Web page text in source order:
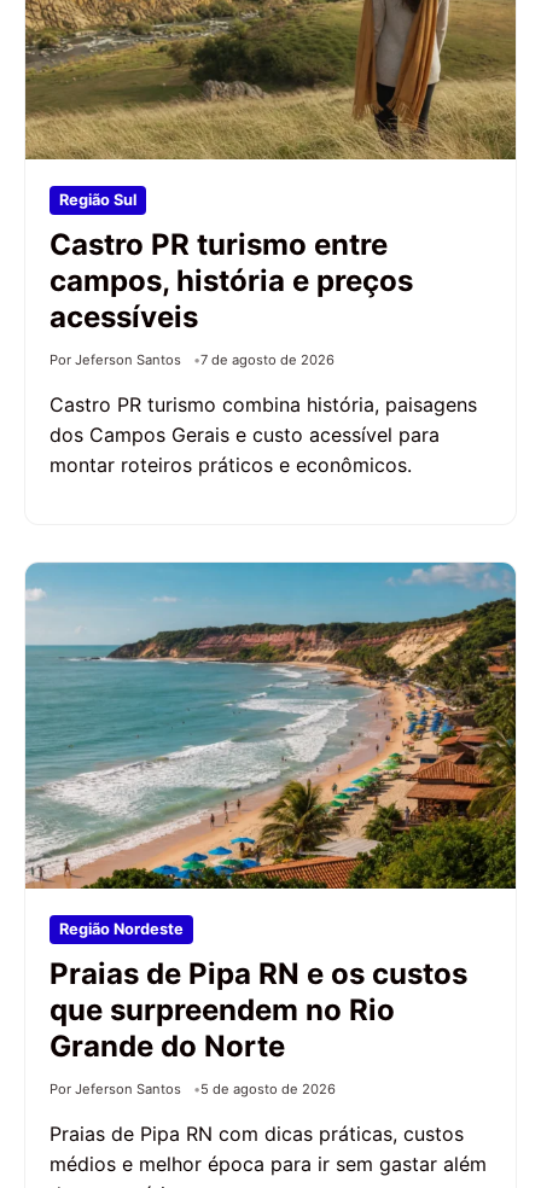
Região Sul
Castro PR turismo entre
campos, história e preços
acessíveis
Por Jeferson Santos 7 de agosto de 2026
Castro PR turismo combina história, paisagens
dos Campos Gerais e custo acessível para
montar roteiros práticos e econômicos.
Região Nordeste
Praias de Pipa RN e os custos
que surpreendem no Rio
Grande do Norte
Por Jeferson Santos 5 de agosto de 2026
Praias de Pipa RN com dicas práticas, custos
médios e melhor época para ir sem gastar além